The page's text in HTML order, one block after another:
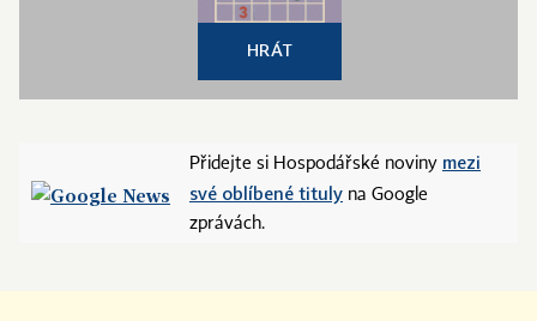
HRÁT
Přidejte si Hospodářské noviny mezi
své oblíbené tituly na Google
zprávách.